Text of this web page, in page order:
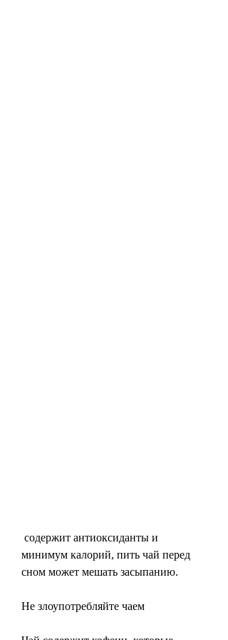
минимум калорий, пить чай перед
сном может мешать засыпанию.
Не злоупотребляйте чаем